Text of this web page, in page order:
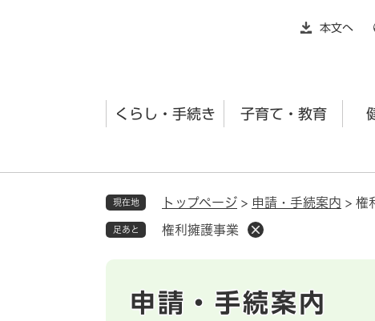
本文へ
くらし・手続き 子育て・教育
現在地 トップページ > 申請・手続案内 > 権
足あと 権利擁護事業
申請・手続案内